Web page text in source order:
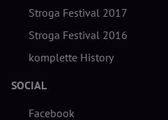
Stroga Festival 2017
Stroga Festival 2016
komplette History
SOCIAL
Facebook